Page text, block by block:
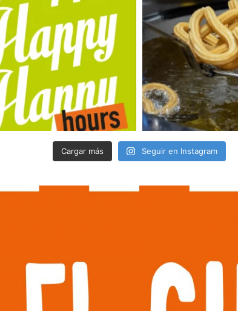
Cargar más Seguir en Instagram